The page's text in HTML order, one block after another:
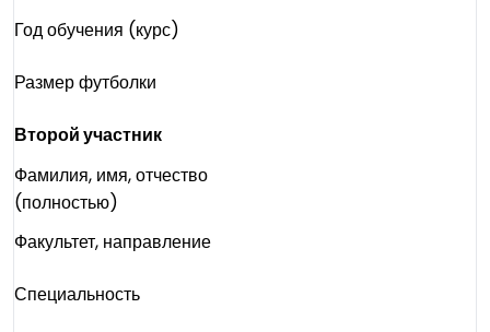
Год обучения (курс)
Размер футболки
Второй участник
Фамилия, имя, отчество
(полностью)
Факультет, направление
Специальность